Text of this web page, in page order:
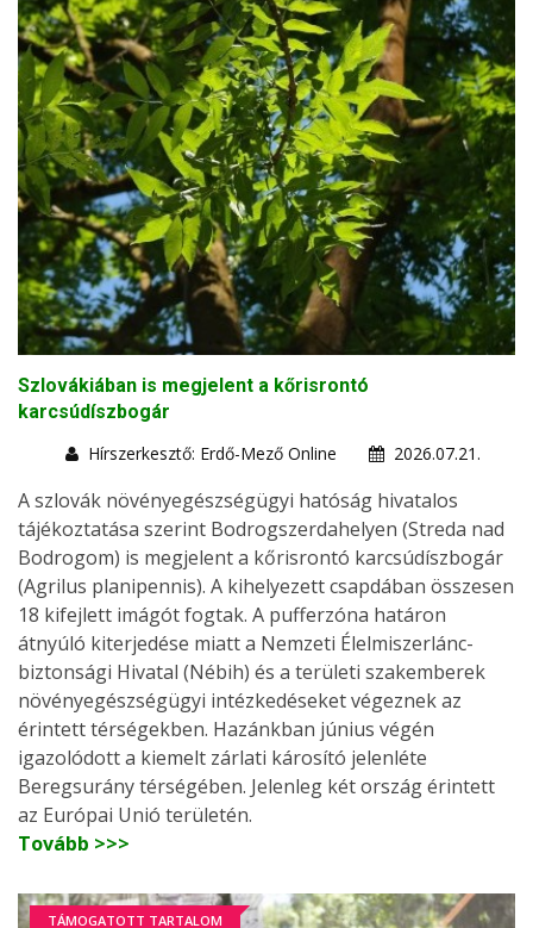
Szlovákiában is megjelent a kőrisrontó
karcsúdíszbogár
Hírszerkesztő: Erdő-Mező Online
2026.07.21.
A szlovák növényegészségügyi hatóság hivatalos
tájékoztatása szerint Bodrogszerdahelyen (Streda nad
Bodrogom) is megjelent a kőrisrontó karcsúdíszbogár
(Agrilus planipennis). A kihelyezett csapdában összesen
18 kifejlett imágót fogtak. A pufferzóna határon
átnyúló kiterjedése miatt a Nemzeti Élelmiszerlánc-
biztonsági Hivatal (Nébih) és a területi szakemberek
növényegészségügyi intézkedéseket végeznek az
érintett térségekben. Hazánkban június végén
igazolódott a kiemelt zárlati károsító jelenléte
Beregsurány térségében. Jelenleg két ország érintett
az Európai Unió területén.
Tovább >>>
TÁMOGATOTT TARTALOM